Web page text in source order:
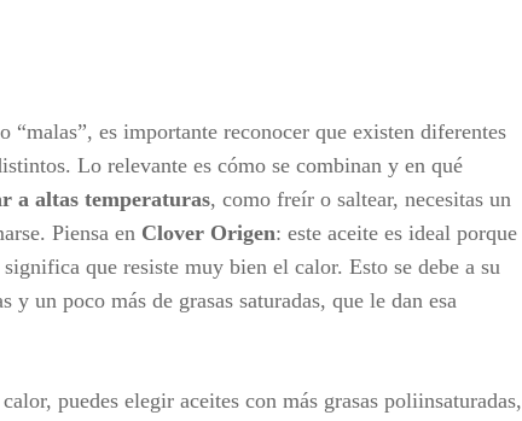
“malas”, es importante reconocer que existen diferentes
Lo relevante es cómo se combinan y en qué
a altas temperaturas, como freír o saltear, necesitas un
Piensa en Clover Origen: este aceite es ideal porque
que resiste muy bien el calor. Esto se debe a su
y un poco más de grasas saturadas, que le dan esa
puedes elegir aceites con más grasas poliinsaturadas,